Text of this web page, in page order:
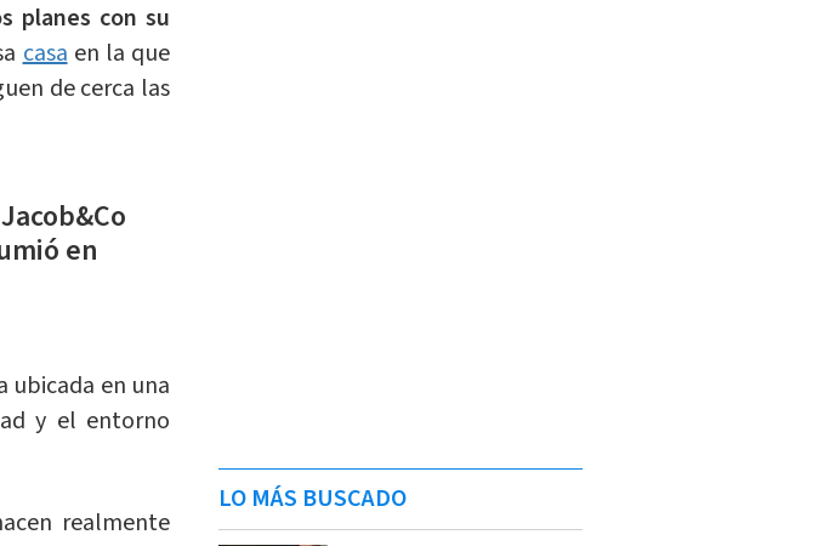
planes con su
casaen la que
de cerca las
en
ubicada en una
y el entorno
realmente
LO MÁS BUSCADO